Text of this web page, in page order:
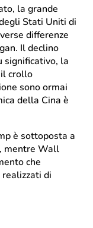
la grande
Stati Uniti di
differenze
Il declino
significativo, la
crollo
sono ormai
della Cina è
è sottoposta a
mentre Wall
che
di